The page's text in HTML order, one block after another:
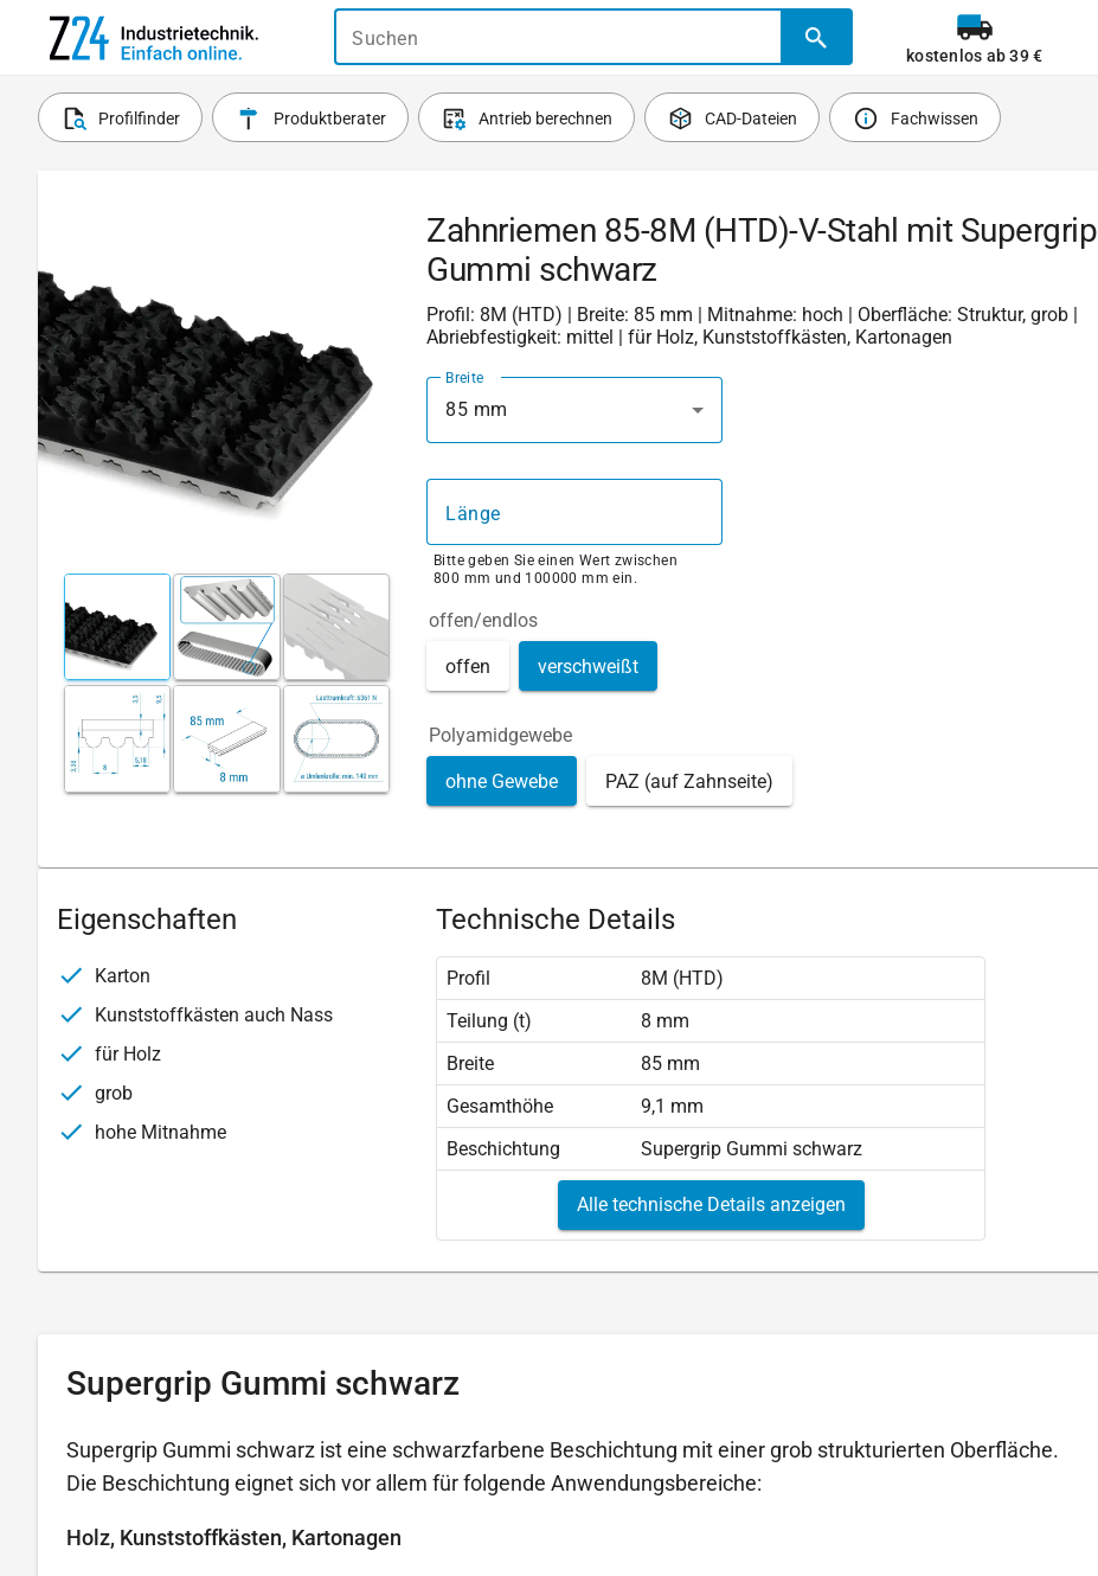
Suchen
kostenlos ab 39 €
Profilfinder Produktberater Antrieb berechnen CAD-Dateien Fachwissen
Zahnriemen 85-8M (HTD)-V-Stahl mit Supergrip
Gummi schwarz
Profil: 8M (HTD) | Breite: 85 mm | Mitnahme: hoch | Oberfläche: Struktur, grob |
Abriebfestigkeit: mittel | für Holz, Kunststoffkästen, Kartonagen
Breite
85 mm
Länge
Bitte geben Sie einen Wert zwischen
800 mm und 100000 mm ein.
offen/endlos
offen verschweißt
Polyamidgewebe
ohne Gewebe PAZ (auf Zahnseite)
Eigenschaften
Karton
Kunststoffkästen auch Nass
für Holz
grob
hohe Mitnahme
Technische Details
Profil
8M (HTD)
Teilung (t)
8 mm
Breite
85 mm
Gesamthöhe
9,1 mm
Beschichtung
Supergrip Gummi schwarz
Alle technische Details anzeigen
Supergrip Gummi schwarz
Supergrip Gummi schwarz ist eine schwarzfarbene Beschichtung mit einer grob strukturierten Oberfläche.
Die Beschichtung eignet sich vor allem für folgende Anwendungsbereiche:
Holz, Kunststoffkästen, Kartonagen